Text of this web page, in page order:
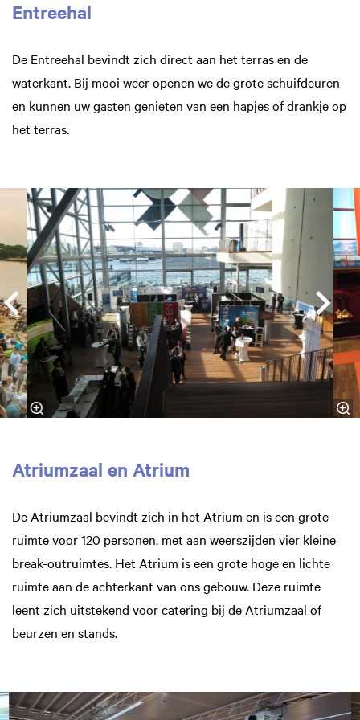
Entreehal
De Entreehal bevindt zich direct aan het terras en de
waterkant. Bij mooi weer openen we de grote schuifdeuren
en kunnen uw gasten genieten van een hapjes of drankje op
het terras.
Overslaan
Atriumzaal en Atrium
De Atriumzaal bevindt zich in het Atrium en is een grote
ruimte voor 120 personen, met aan weerszijden vier kleine
break-outruimtes. Het Atrium is een grote hoge en lichte
ruimte aan de achterkant van ons gebouw. Deze ruimte
leent zich uitstekend voor catering bij de Atriumzaal of
beurzen en stands.
Overslaan
Inzoomen
Inzoomen